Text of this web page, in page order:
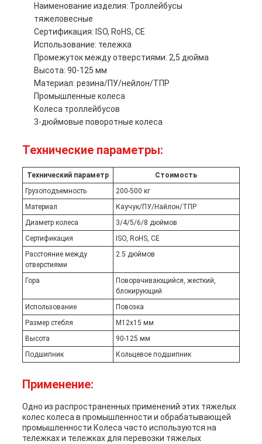
Наименование изделия: Троллейбусы
тяжеловесные
Сертификация: ISO, RoHS, CE
Использование: тележка
Промежуток между отверстиями: 2,5 дюйма
Высота: 90-125 мм
Материал: резина/ПУ/нейлон/ТПР
Промышленные колеса
Колеса троллейбусов
3-дюймовые поворотные колеса
Технические параметры:
Технический параметр
Стоимость
Грузоподъемность
200-500 кг
Материал
Каучук/ПУ/Найлон/ТПР
Диаметр колеса
3/4/5/6/8 дюймов
Сертификация
ISO, RoHS, CE
Расстояние между
отверстиями
2.5 дюймов
Гора
Поворачивающийся, жесткий,
блокирующий
Использование
Повозка
Размер стебля
M12x15 мм
Высота
90-125 мм
Подшипник
Кольцевое подшипник
Применение:
Одно из распространенных применений этих тяжелых
колес колеса в промышленности и обрабатывающей
промышленности.Колеса часто используются на
тележках и тележках для перевозки тяжелых